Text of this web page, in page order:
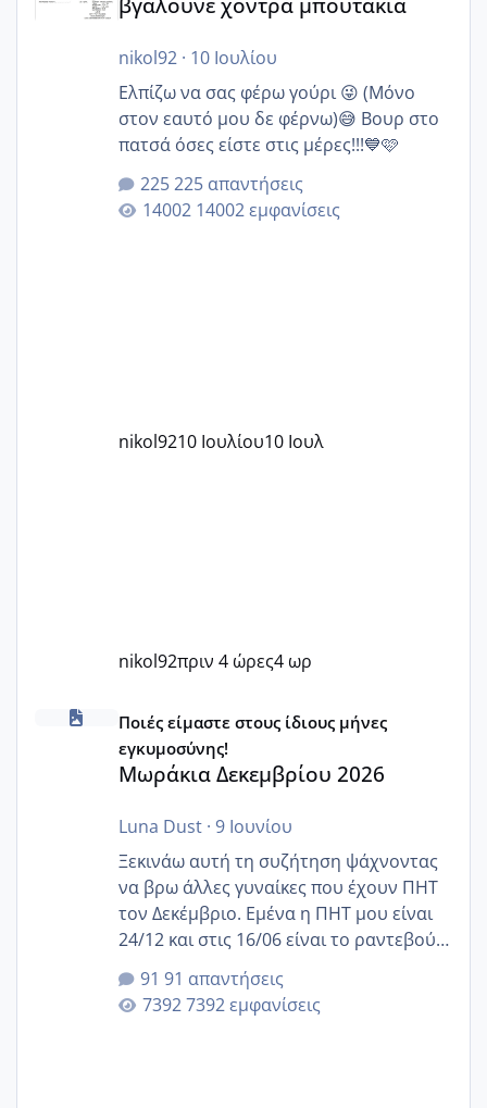
nikol92· 10 Ιουλίου
Ελπίζω να σας φέρω γούρι 😜 (Μόνο
στον εαυτό μου δε φέρνω)😅 Βουρ στο
πατσά όσες είστε στις μέρες!!!💙🩷
225 απαντήσεις
14002 εμφανίσεις
nikol9210 Ιουλίου10 Ιουλ
nikol92πριν 4 ώρες4 ωρ
Μωράκια Δεκεμβρίου 2026
Ποιές είμαστε στους ίδιους μήνες
εγκυμοσύνης!
Μωράκια Δεκεμβρίου 2026
Luna Dust· 9 Ιουνίου
Ξεκινάω αυτή τη συζήτηση ψάχνοντας
να βρω άλλες γυναίκες που έχουν ΠΗΤ
τον Δεκέμβριο. Εμένα η ΠΗΤ μου είναι
24/12 και στις 16/06 είναι το ραντεβού
της αυχενικής διαφάνειας. Έχω αρκετό
άγχος και οι μέρες δεν φαίνεται να
περνάνε με τίποτα.
91 απαντήσεις
7392 εμφανίσεις